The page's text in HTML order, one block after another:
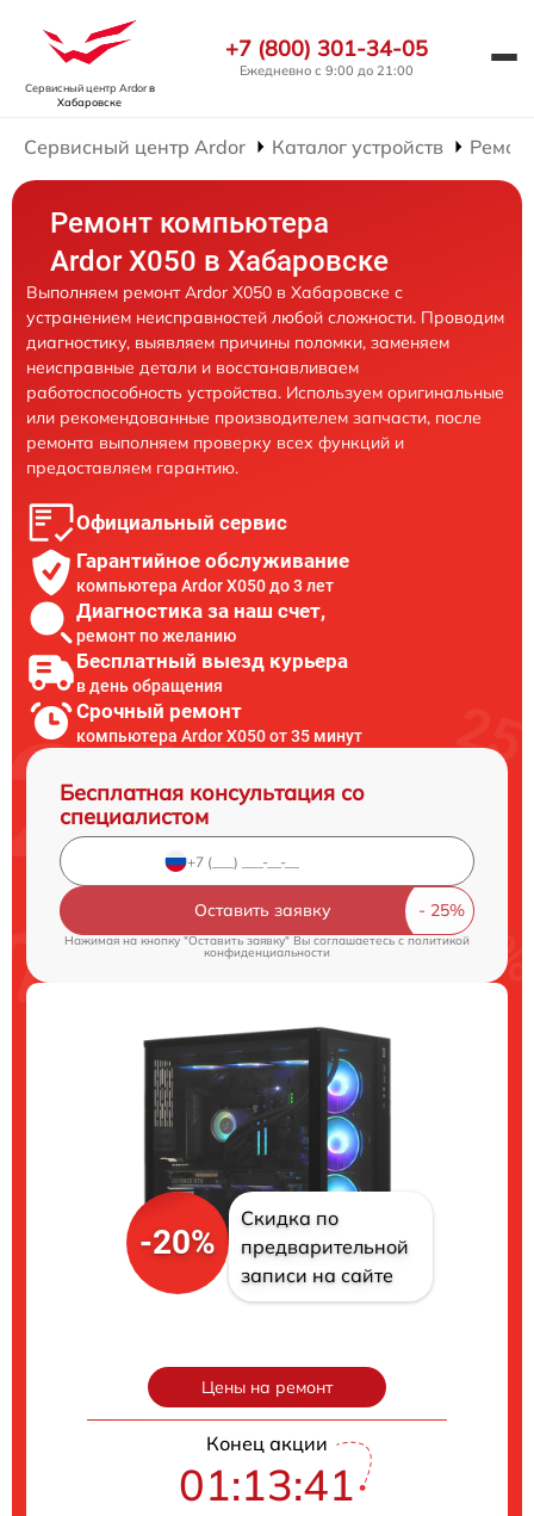
Сервисный центр Ardorв
Хабаровске
+7 (800) 301-34-05
Ежедневно с 9:00 до 21:00
Сервисный центр Ardor Каталог устройств
Ремонт компьютера
Ardor X050 в Хабаровске
Выполняем ремонт Ardor X050 в Хабаровске с
устранением неисправностей любой сложности. Проводим
диагностику, выявляем причины поломки, заменяем
неисправные детали и восстанавливаем
работоспособность устройства. Используем оригинальные
или рекомендованные производителем запчасти, после
ремонта выполняем проверку всех функций и
предоставляем гарантию.
Официальный сервис
Гарантийное обслуживание
компьютера Ardor X050 до 3 лет
Диагностика за наш счет,
ремонт по желанию
Бесплатный выезд курьера
в день обращения
Срочный ремонт
компьютера Ardor X050 от 35 минут
Бесплатная консультация со
специалистом
Оставить заявку
Нажимая на кнопку "Оставить заявку" Вы соглашаетесь cполитикой
конфиденциальности
-20%
Скидка по
предварительной
записи на сайте
Цены на ремонт
Конец акции
01:13:41